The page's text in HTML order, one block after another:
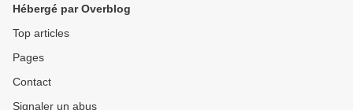
Hébergé par Overblog
Top articles
Pages
Contact
Signaler un abus